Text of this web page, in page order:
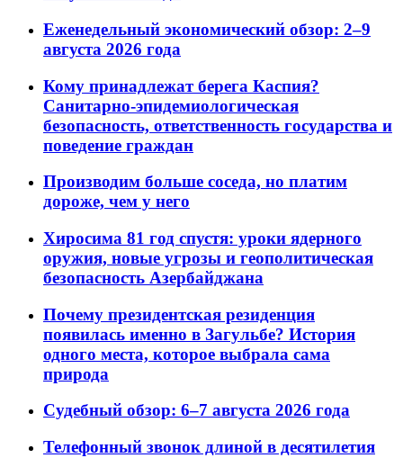
Еженедельный экономический обзор: 2–9
августа 2026 года
Кому принадлежат берега Каспия?
Санитарно-эпидемиологическая
безопасность, ответственность государства и
поведение граждан
Производим больше соседа, но платим
дороже, чем у него
Хиросима 81 год спустя: уроки ядерного
оружия, новые угрозы и геополитическая
безопасность Азербайджана
Почему президентская резиденция
появилась именно в Загульбе? История
одного места, которое выбрала сама
природа
Судебный обзор: 6–7 августа 2026 года
Телефонный звонок длиной в десятилетия